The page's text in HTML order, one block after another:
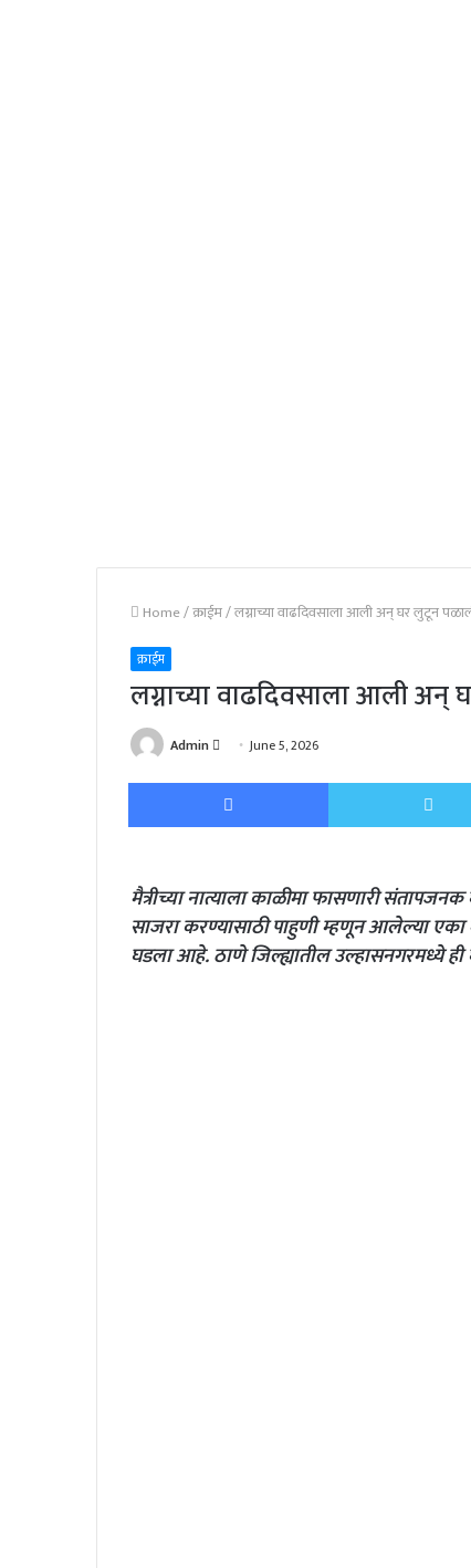
Home/क्राईम/लग्नाच्या वाढदिवसाला आली अन् घर लुटून
क्राईम
लग्नाच्या वाढदिवसाला आली अन्
Admin
Send
email
June 5, 2026
Facebook
मैत्रीच्या नात्याला काळीमा फासणारी
साजरा करण्यासाठी पाहुणी म्हणून आलेल्या एका
घडला आहे. ठाणे जिल्ह्यातील उल्हासनगरमध्ये